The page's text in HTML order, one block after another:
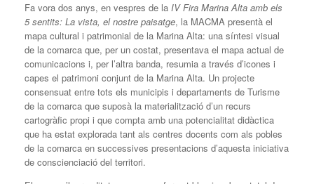
Fa vora dos anys, en vespres de la IV Fira Marina Alta amb els
5 sentits: La vista, el nostre paisatge, la MACMA presentà el
mapa cultural i patrimonial de la Marina Alta: una síntesi visual
de la comarca que, per un costat, presentava el mapa actual de
comunicacions i, per l’altra banda, resumia a través d’icones i
capes el patrimoni conjunt de la Marina Alta. Un projecte
consensuat entre tots els municipis i departaments de Turisme
de la comarca que suposà la materialització d’un recurs
cartogràfic propi i que compta amb una potencialitat didàctica
que ha estat explorada tant als centres docents com als pobles
de la comarca en successives presentacions d’aquesta iniciativa
de conscienciació del territori.